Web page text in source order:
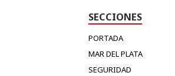
SECCIONES
PORTADA
MAR DEL PLATA
SEGURIDAD